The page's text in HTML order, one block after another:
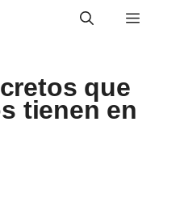
Menú
que
tienen en